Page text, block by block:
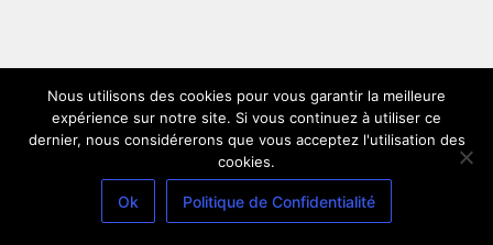
Nous utilisons des cookies pour vous garantir la meilleure
expérience sur notre site. Si vous continuez à utiliser ce
dernier, nous considérerons que vous acceptez l'utilisation des
cookies.
Ok Politique de Confidentialité